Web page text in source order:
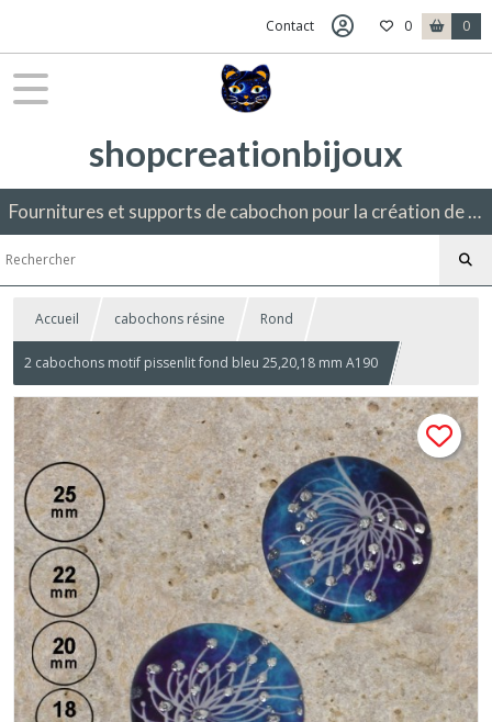
Contact 0 0
shopcreationbijoux
Fournitures et supports de cabochon pour la création de bijoux fantaisie.
Accueil cabochons résine Rond
2 cabochons motif pissenlit fond bleu 25,20,18 mm A190